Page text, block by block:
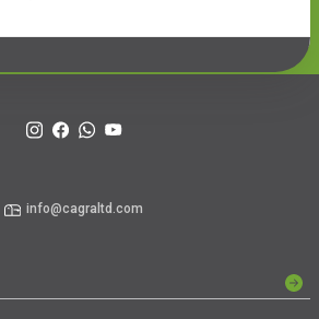
info@cagraltd.com